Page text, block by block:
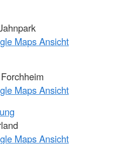
Maps Ansicht
Maps Ansicht
Maps Ansicht